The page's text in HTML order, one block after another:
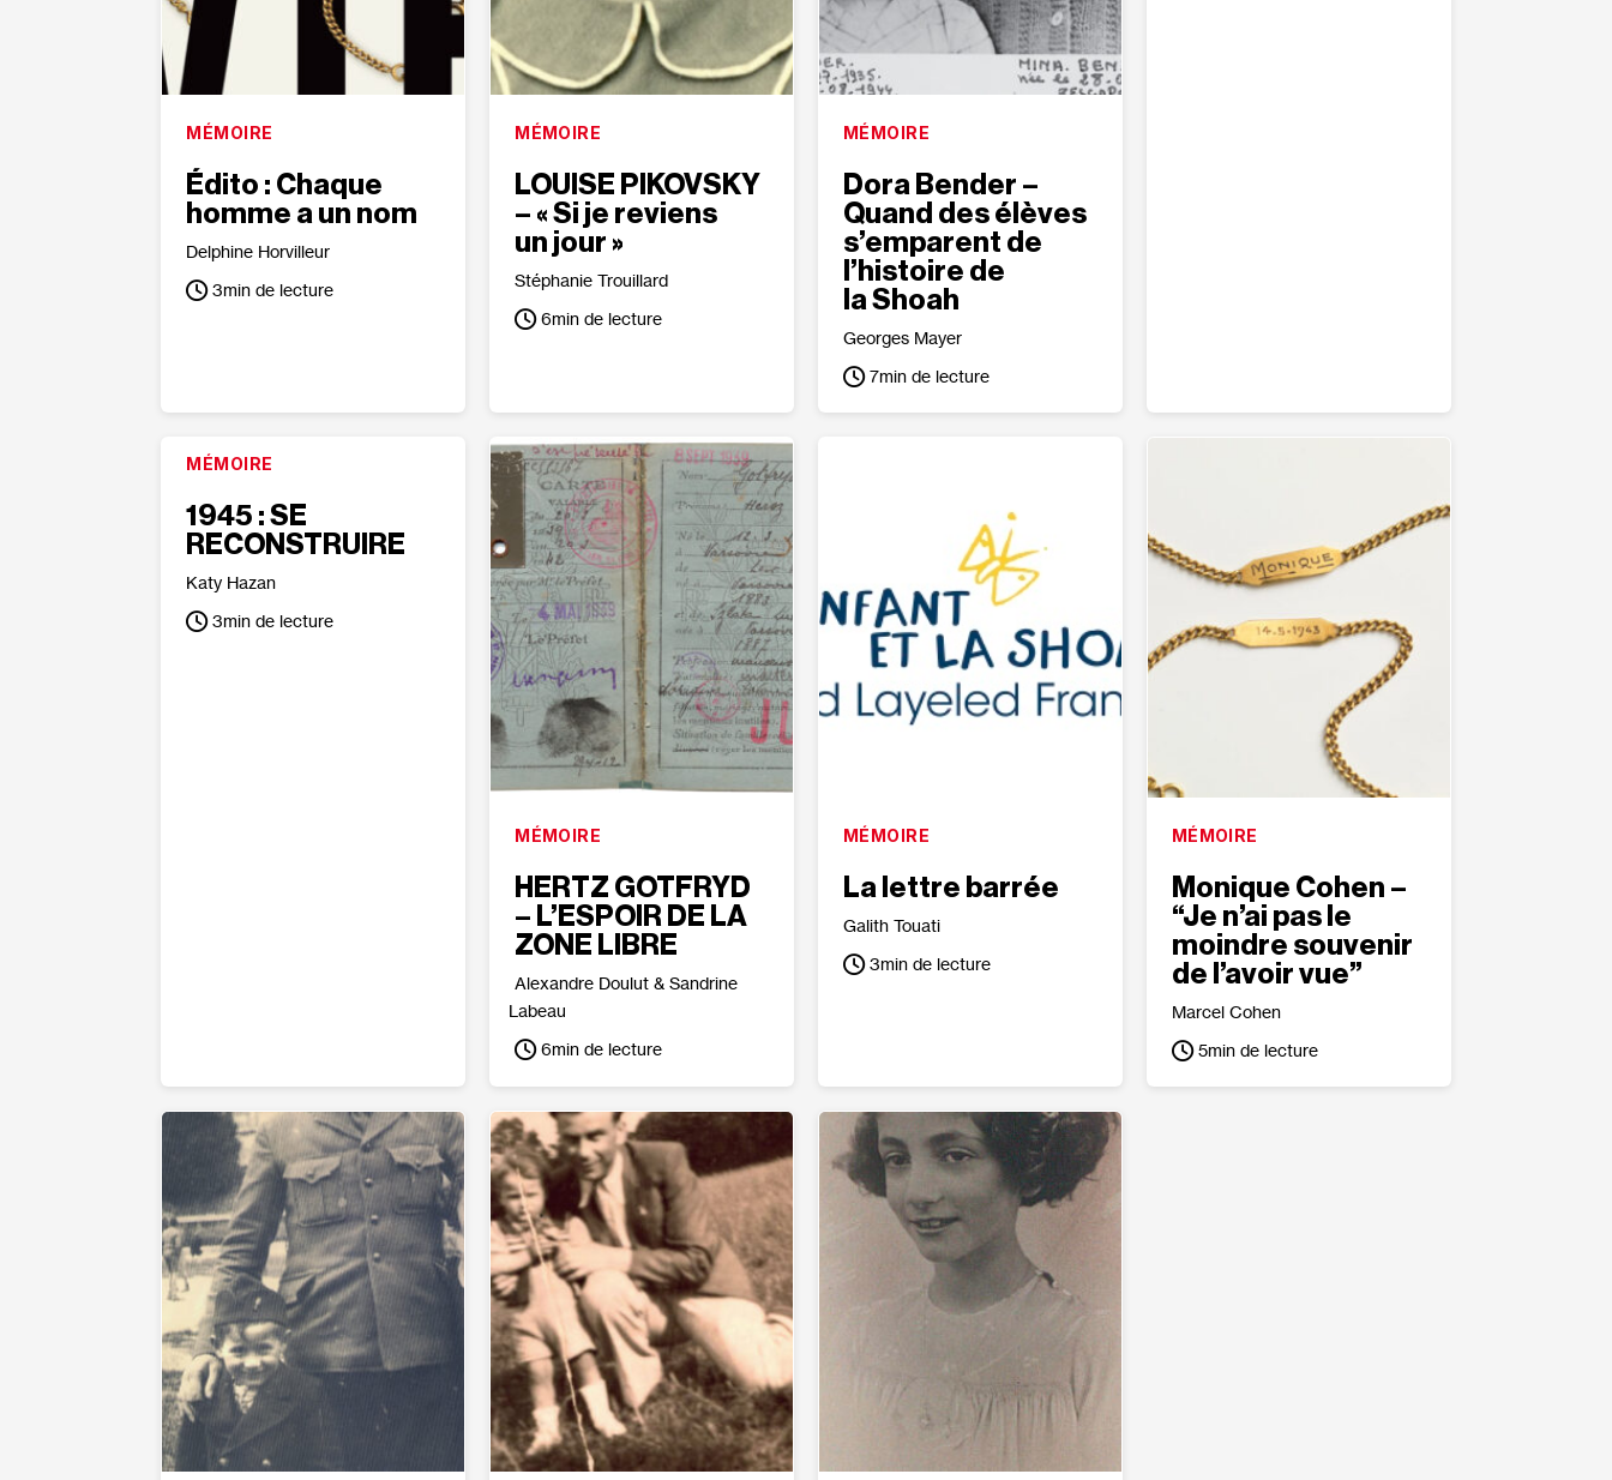
MÉMOIRE
Édito : Chaque
homme a un nom
Delphine Horvilleur
3min de lecture
MÉMOIRE
LOUISE PIKOVSKY
– « Si je reviens
un jour »
Stéphanie Trouillard
6min de lecture
MÉMOIRE
Dora Bender –
Quand des élèves
s’emparent de
l’histoire de
la Shoah
Georges Mayer
7min de lecture
MÉMOIRE
1945 : SE
RECONSTRUIRE
Katy Hazan
3min de lecture
MÉMOIRE
HERTZ GOTFRYD
– L’ESPOIR DE LA
ZONE LIBRE
Alexandre Doulut & Sandrine
Labeau
6min de lecture
MÉMOIRE
La lettre barrée
Galith Touati
3min de lecture
MÉMOIRE
Monique Cohen –
“Je n’ai pas le
moindre souvenir
de l’avoir vue”
Marcel Cohen
5min de lecture